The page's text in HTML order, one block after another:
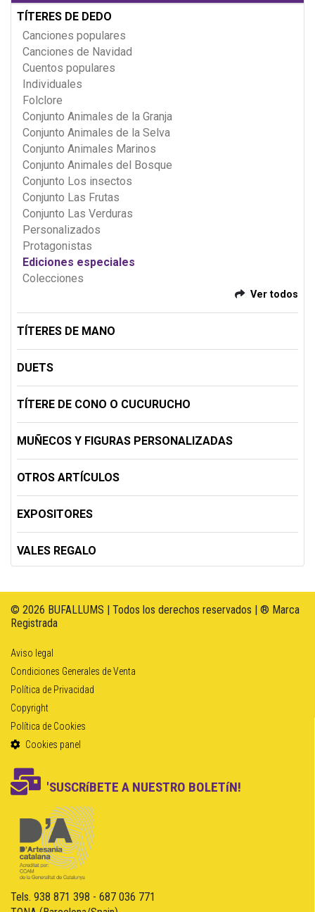
TÍTERES DE DEDO
Canciones populares
Canciones de Navidad
Cuentos populares
Individuales
Folclore
Conjunto Animales de la Granja
Conjunto Animales de la Selva
Conjunto Animales Marinos
Conjunto Animales del Bosque
Conjunto Los insectos
Conjunto Las Frutas
Conjunto Las Verduras
Personalizados
Protagonistas
Ediciones especiales
Colecciones
Ver todos
TÍTERES DE MANO
DUETS
TÍTERE DE CONO O CUCURUCHO
MUÑECOS Y FIGURAS PERSONALIZADAS
OTROS ARTÍCULOS
EXPOSITORES
VALES REGALO
© 2026 BUFALLUMS | Todos los derechos reservados | ® Marca
Registrada
Aviso legal
Condiciones Generales de Venta
Política de Privacidad
Copyright
Política de Cookies
Cookies panel
'SUSCRíBETE A NUESTRO BOLETíN!
Tels. 938 871 398 - 687 036 771